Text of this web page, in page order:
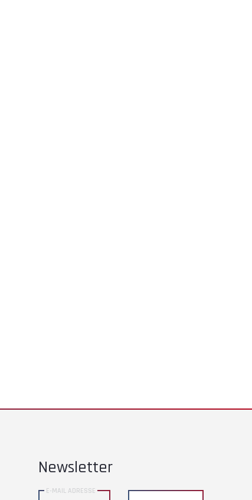
Newsletter
E-MAIL ADRESSE